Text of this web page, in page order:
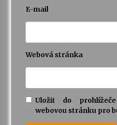
E-mail
Webová stránka
Uložit do
webovou stránku pro